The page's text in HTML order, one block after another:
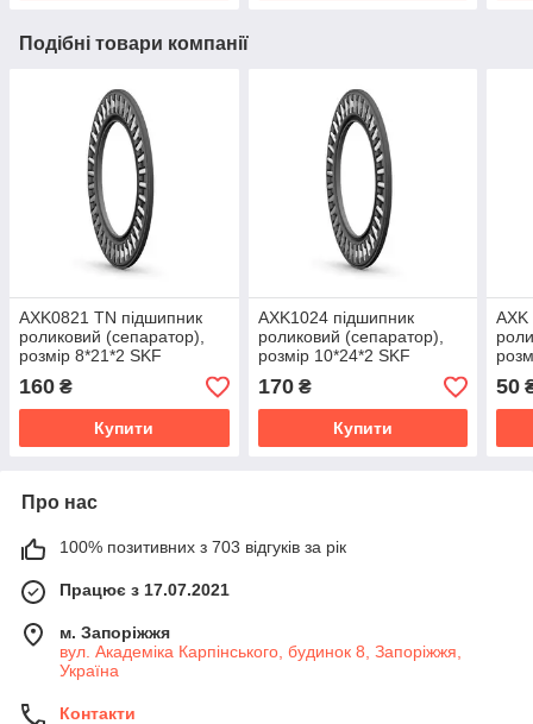
Подібні товари компанії
AXK0821 TN підшипник
роликовий (сепаратор),
розмір 8*21*2 SKF
160 ₴
Купити
AXK1024 підшипник
роликовий (сепаратор),
розмір 10*24*2 SKF
170₴
Купити
AXK
50
Про нас
100% позитивних з 703 відгуків за рік
Працює з 17.07.2021
м. Запоріжжя
вул. Академіка Карпінського, будинок 8, Запоріжжя,
Україна
Контакти